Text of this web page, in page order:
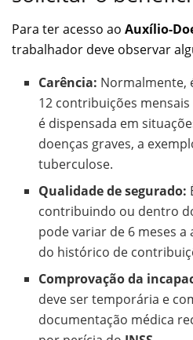
Para ter acesso ao Auxílio-
trabalhador deve observar
Carência: Normalmente,
12 contribuições mensais
é dispensada em
doenças graves, a
tuberculose.
Qualidade de segurado:
contribuindo ou dentro
pode variar de 6 meses
do histórico de
Comprovação da
deve ser temporária e
documentação médica